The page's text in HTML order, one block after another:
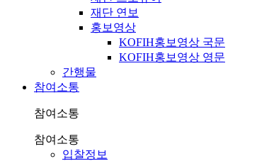
재단 연보
홍보영상
KOFIH홍보영상 국문
KOFIH홍보영상 영문
간행물
참여소통
참여소통
참여소통
입찰정보